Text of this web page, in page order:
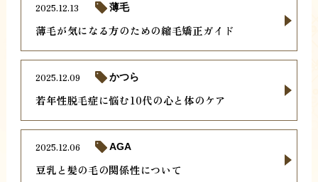
薄毛が気になる方のための縮毛矯正ガイド
2025.12.13 薄毛
若年性脱毛症に悩む10代の心と体のケア
2025.12.09 かつら
豆乳と髪の毛の関係性について
2025.12.06 AGA